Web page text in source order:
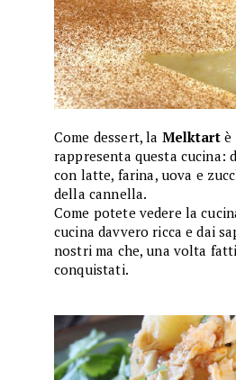
Come dessert, la Melktartè
rappresenta questa cucina:
con latte, farina, uova e
della cannella.
Come potete vedere la
cucina davvero ricca e dai
nostri ma che, una volta
conquistati.